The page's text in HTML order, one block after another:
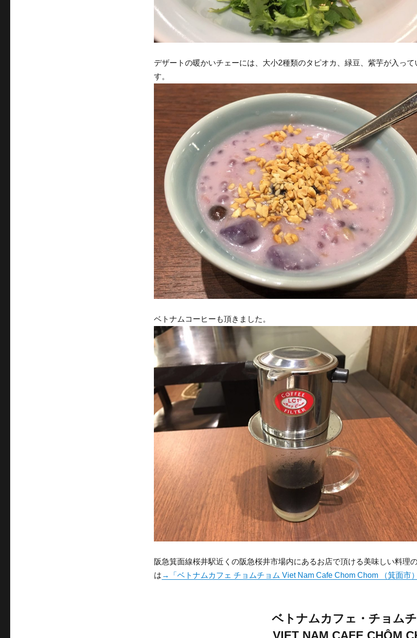
デザートの暖かいチェーには、大小2種類のタピオカ、緑豆、紫芋が入って
す。
ベトナムコーヒーも頂きました。
阪急箕面線桜井駅近くの阪急桜井市場内にあるお店で頂ける美味しい料理
は →「ベトナムカフェ チョムチョム Viet Nam Cafe Chom Chom （箕面市）
ベトナムカフェ・チョム
VIET NAM CAFE CHÔM